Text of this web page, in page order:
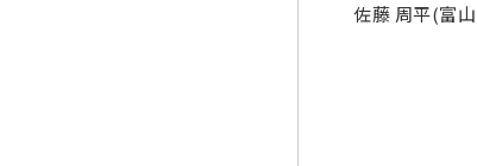
佐藤 周平(富